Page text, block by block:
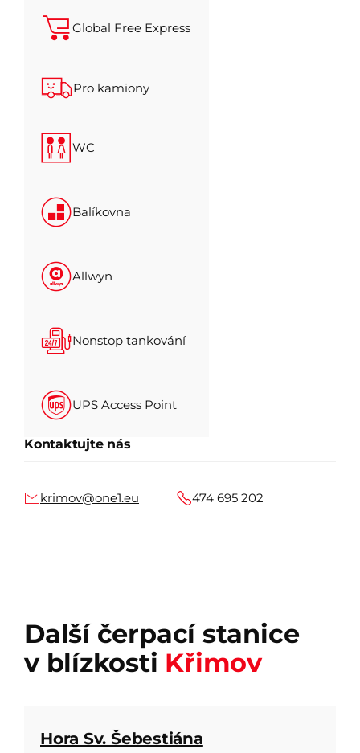
Global Free Express
Pro kamiony
WC
Balíkovna
Allwyn
Nonstop tankování
UPS Access Point
Kontaktujte nás
krimov@one1.eu 474 695 202
Další čerpací stanice
v blízkosti Křimov
Hora Sv. Šebestiána